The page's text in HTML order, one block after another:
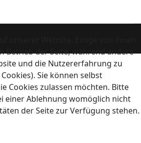
Betrieb der Seite, während andere
und die Nutzererfahrung zu
Sie können selbst
Cookies zulassen möchten. Bitte
einer Ablehnung womöglich nicht
der Seite zur Verfügung stehen.